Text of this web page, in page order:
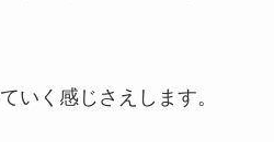
いく感じさえします。